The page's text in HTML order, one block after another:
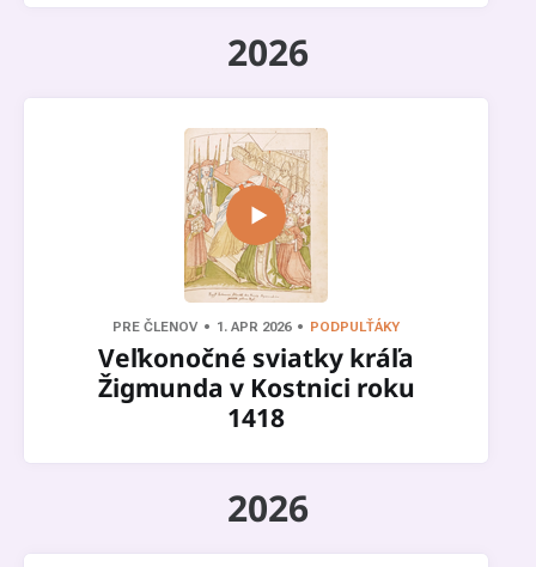
2026
PRE ČLENOV 1. APR 2026 PODPULŤÁKY
Veľkonočné sviatky kráľa
Žigmunda v Kostnici roku
1418
2026